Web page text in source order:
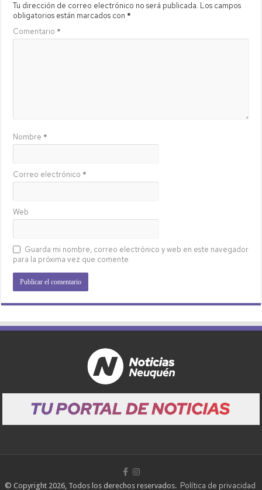
Tu dirección de correo electrónico no será publicada. Los campos
obligatorios están marcados con *
Comentario *
Nombre *
Correo electrónico *
Web
Guarda mi nombre, correo electrónico y web en este navegador
para la próxima vez que comente.
© Copyright 2026, Todos los derechos reservados. Política de privacidad